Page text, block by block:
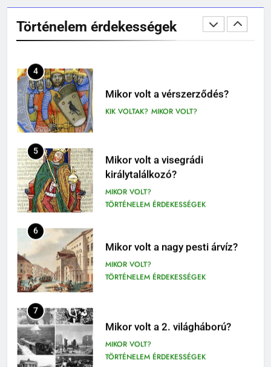
Történelem érdekességek
birodalom bukása?
MIKOR VOLT?
TÖRTÉNELEM ÉRDEKESSÉGEK
4
Mikor volt a vérszerződés?
5
Mikor volt a visegrádi
királytalálkozó?
TÖRTÉNELEM ÉRDEKESSÉGEK
6
Mikor volt a nagy pesti árvíz?
TÖRTÉNELEM ÉRDEKESSÉGEK
7
Mikor volt a 2. világháború?
TÖRTÉNELEM ÉRDEKESSÉGEK
5-8. OSZTÁLY 6. OSZTÁLY OLVASÓNAPLÓ
12. OSZTÁLY OLVASÓNAPLÓ
410
1-4. OSZTÁLY OLVASÓNAPLÓ
3-4. OSZTÁLY OLVASÓNAPLÓ
411
5. OSZTÁLY OLVASÓNAPLÓ
OLVASÓNAPLÓK
1
ELEMZÉSEK-VERSELEMZÉS
OLVASÓNAPLÓK
11